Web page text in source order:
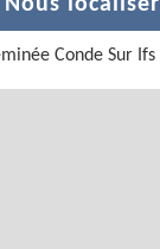
Nous localiser
Conde Sur Ifs